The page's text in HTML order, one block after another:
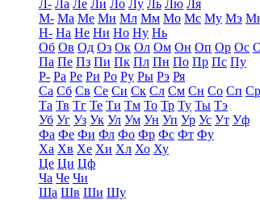
Л- Ла Ле Ли Ло Лу Ль Лю Ля
М- Ма Ме Ми Мл Мм Мо Мс Му Мэ
Н- На Не Ни Но Ну Нь
Об Ов Од Оз Ок Ол Ом Он Оп Ор Ос
Па Пе Пз Пи Пк Пл Пн По Пр Пс Пу
Р- Ра Ре Ри Ро Ру Ры Рэ Ря
Са Сб Св Се Си Ск Сл См Сн Со Сп Ср
Та Тв Тг Те Ти Тм То Тр Ту Ты Тэ
Уб Уг Уз Ук Ул Ум Ун Уп Ур Ус Ут Уф
Фа Фе Фи Фл Фо Фр Фс Фт Фу
Ха Хв Хе Хи Хл Хо Ху
Це Ци Цф
Ча Че Чи
Ша Шв Ши Шу